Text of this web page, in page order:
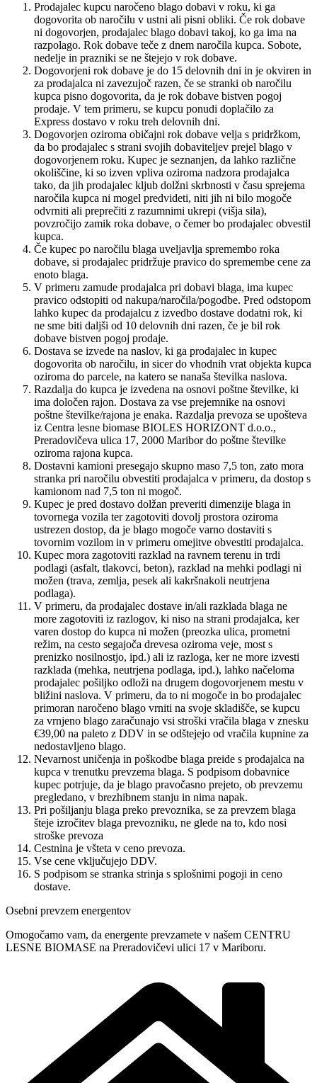
Prodajalec kupcu naročeno blago dobavi v roku, ki ga
dogovorita ob naročilu v ustni ali pisni obliki. Če rok dobave
ni dogovorjen, prodajalec blago dobavi takoj, ko ga ima na
razpolago. Rok dobave teče z dnem naročila kupca. Sobote,
nedelje in prazniki se ne štejejo v rok dobave.
Dogovorjeni rok dobave je do 15 delovnih dni in je okviren in
za prodajalca ni zavezujoč razen, če se stranki ob naročilu
kupca pisno dogovorita, da je rok dobave bistven pogoj
prodaje. V tem primeru, se kupcu ponudi doplačilo za
Express dostavo v roku treh delovnih dni.
Dogovorjen oziroma običajni rok dobave velja s pridržkom,
da bo prodajalec s strani svojih dobaviteljev prejel blago v
dogovorjenem roku. Kupec je seznanjen, da lahko različne
okoliščine, ki so izven vpliva oziroma nadzora prodajalca
tako, da jih prodajalec kljub dolžni skrbnosti v času sprejema
naročila kupca ni mogel predvideti, niti jih ni bilo mogoče
odvrniti ali preprečiti z razumnimi ukrepi (višja sila),
povzročijo zamik roka dobave, o čemer bo prodajalec obvestil
kupca.
Če kupec po naročilu blaga uveljavlja spremembo roka
dobave, si prodajalec pridržuje pravico do spremembe cene za
enoto blaga.
V primeru zamude prodajalca pri dobavi blaga, ima kupec
pravico odstopiti od nakupa/naročila/pogodbe. Pred odstopom
lahko kupec da prodajalcu z izvedbo dostave dodatni rok, ki
ne sme biti daljši od 10 delovnih dni razen, če je bil rok
dobave bistven pogoj prodaje.
Dostava se izvede na naslov, ki ga prodajalec in kupec
dogovorita ob naročilu, in sicer do vhodnih vrat objekta kupca
oziroma do parcele, na katero se nanaša številka naslova.
Razdalja do kupca je izvedena na osnovi poštne številke, ki
ima določen rajon. Dostava za vse prejemnike na osnovi
poštne številke/rajona je enaka. Razdalja prevoza se upošteva
iz Centra lesne biomase BIOLES HORIZONT d.o.o.,
Preradovičeva ulica 17, 2000 Maribor do poštne številke
oziroma rajona kupca.
Dostavni kamioni presegajo skupno maso 7,5 ton, zato mora
stranka pri naročilu obvestiti prodajalca v primeru, da dostop s
kamionom nad 7,5 ton ni mogoč.
Kupec je pred dostavo dolžan preveriti dimenzije blaga in
tovornega vozila ter zagotoviti dovolj prostora oziroma
ustrezen dostop, da je blago mogoče varno dostaviti s
tovornim vozilom in v primeru omejitve obvestiti prodajalca.
Kupec mora zagotoviti razklad na ravnem terenu in trdi
podlagi (asfalt, tlakovci, beton), razklad na mehki podlagi ni
možen (trava, zemlja, pesek ali kakršnakoli neutrjena
podlaga).
V primeru, da prodajalec dostave in/ali razklada blaga ne
more zagotoviti iz razlogov, ki niso na strani prodajalca, ker
varen dostop do kupca ni možen (preozka ulica, prometni
režim, na cesto segajoča drevesa oziroma veje, most s
prenizko nosilnostjo, ipd.) ali iz razloga, ker ne more izvesti
razklada (mehka, neutrjena podlaga, ipd.), lahko načeloma
prodajalec pošiljko odloži na drugem dogovorjenem mestu v
bližini naslova. V primeru, da to ni mogoče in bo prodajalec
primoran naročeno blago vrniti na svoje skladišče, se kupcu
za vrnjeno blago zaračunajo vsi stroški vračila blaga v znesku
€39,00 na paleto z DDV in se odštejejo od vračila kupnine za
nedostavljeno blago.
Nevarnost uničenja in poškodbe blaga preide s prodajalca na
kupca v trenutku prevzema blaga. S podpisom dobavnice
kupec potrjuje, da je blago pravočasno prejeto, ob prevzemu
pregledano, v brezhibnem stanju in nima napak.
Pri pošiljanju blaga preko prevoznika, se za prevzem blaga
šteje izročitev blaga prevozniku, ne glede na to, kdo nosi
stroške prevoza
Cestnina je všteta v ceno prevoza.
Vse cene vključujejo DDV.
S podpisom se stranka strinja s splošnimi pogoji in ceno
dostave.
Osebni prevzem energentov
Omogočamo vam, da energente prevzamete v našem CENTRU
LESNE BIOMASE na Preradovičevi ulici 17 v Mariboru.